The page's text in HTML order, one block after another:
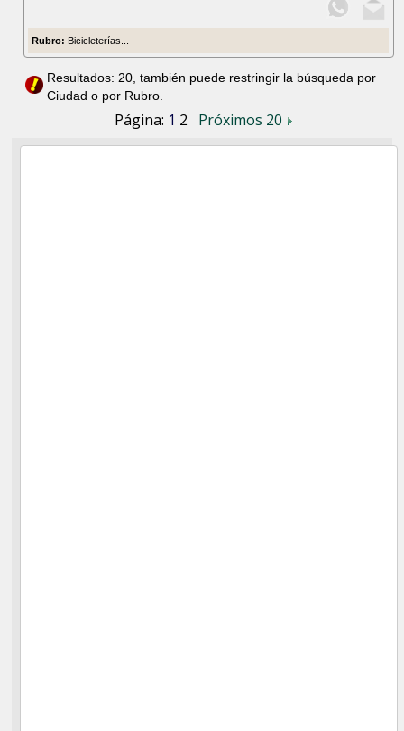
Rubro: Bicicleterías...
Resultados: 20, también puede restringir la búsqueda por
Ciudad o por Rubro.
Página: 1 2 Próximos 20